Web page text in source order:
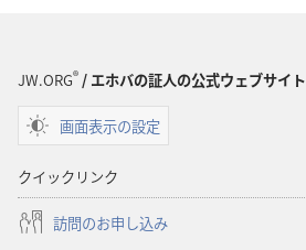
JW.ORG®/ エホバの証人の公式ウェブサイト
画面表示の設定
クイックリンク
訪問のお申し込み